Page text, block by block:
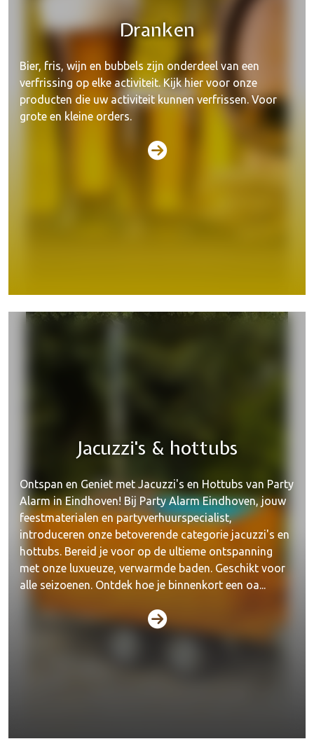
Dranken
Bier, fris, wijn en bubbels zijn onderdeel van een
verfrissing op elke activiteit. Kijk hier voor onze
producten die uw activiteit kunnen verfrissen. Voor
grote en kleine orders.
Jacuzzi's & hottubs
Ontspan en Geniet met Jacuzzi's en Hottubs van Party
Alarm in Eindhoven! Bij Party Alarm Eindhoven, jouw
feestmaterialen en partyverhuurspecialist,
introduceren onze betoverende categorie jacuzzi's en
hottubs. Bereid je voor op de ultieme ontspanning
met onze luxueuze, verwarmde baden. Geschikt voor
alle seizoenen. Ontdek hoe je binnenkort een oa...